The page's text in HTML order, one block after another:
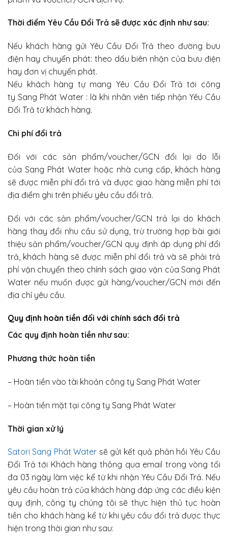
Thời điểm Yêu Cầu Đổi Trả sẽ được xác định như sau:
Nếu khách hàng gửi Yêu Cầu Đổi Trả theo đường bưu
điện hay chuyển phát: theo dấu biên nhận của bưu điện
hay đơn vị chuyển phát.
Nếu khách hàng tự mang Yêu Cầu Đổi Trả tới công
ty Sang Phát Water : là khi nhân viên tiếp nhận Yêu Cầu
Đổi Trả từ khách hàng.
Chi phí đổi trả
Đối với các sản phẩm/voucher/GCN đổi lại do lỗi
của Sang Phát Water hoặc nhà cung cấp, khách hàng
sẽ được miễn phí đổi trả và được giao hàng miễn phí tới
địa điểm ghi trên phiếu yêu cầu đổi trả.
Đối với các sản phẩm/voucher/GCN trả lại do khách
hàng thay đổi nhu cầu sử dụng, trừ trường hợp bài giới
thiệu sản phẩm/voucher/GCN quy định áp dụng phí đổi
trả, khách hàng sẽ được miễn phí đổi trả và sẽ phải trả
phí vận chuyển theo chính sách giao vận của Sang Phát
Water nếu muốn được gửi hàng/voucher/GCN mới đến
địa chỉ yêu cầu.
Quy định hoàn tiền đối với chính sách đổi trả
Các quy định hoàn tiền như sau:
Phương thức hoàn tiền
– Hoàn tiền vào tài khoản công ty Sang Phát Water
– Hoàn tiền mặt tại công ty Sang Phát Water
Thời gian xử lý
Satori Sang Phát Water sẽ gửi kết quả phản hồi Yêu Cầu
Đổi Trả tới Khách hàng thông qua email trong vòng tối
đa 03 ngày làm việc kể từ khi nhận Yêu Cầu Đổi Trả. Nếu
yêu cầu hoàn trả của khách hàng đáp ứng các điều kiện
quy định, công ty chúng tôi sẽ thực hiện thủ tục hoàn
tiền cho khách hàng kể từ khi yêu cầu đổi trả được thực
hiện trong thời gian như sau: